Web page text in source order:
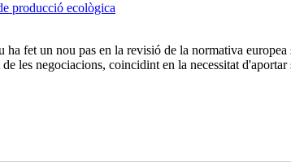
producció ecològica
fet un nou pas en la revisió de la normativa
les negociacions, coincidint en la necessitat d'aportar